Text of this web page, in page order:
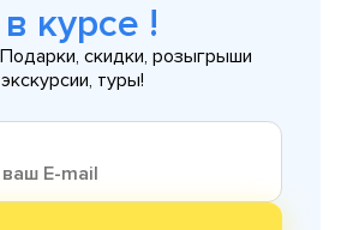
курсе !
скидки, розыгрыши
туры!